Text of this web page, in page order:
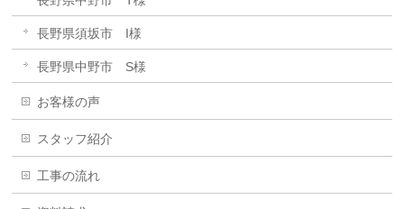
長野県須坂市 I様
長野県中野市 S様
お客様の声
スタッフ紹介
工事の流れ